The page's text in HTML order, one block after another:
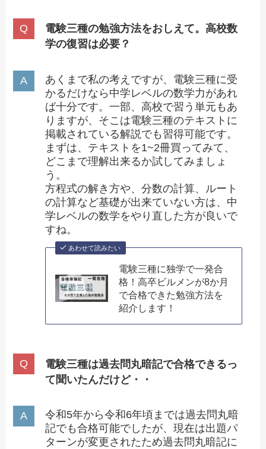
電験三種の勉強方法をおしえて。高校数
学の復習は必要？
あくまで私の考えですが、電験三種に受
かるだけなら中学レベルの数学力があれ
ば十分です。一部、高校で習う単元もあ
りますが、そこは電験三種のテキストに
掲載されている解説でも習得可能です。
まずは、テキストを1~2冊買ってみて、
どこまで理解出来るか試してみましょ
う。
方程式の解き方や、分数の計算、ルート
の計算など基礎が出来ていない方は、中
学レベルの数学をやり直した方が良いで
すね。
あわせて読みたい
電験三種に独学で一発合
格！高卒ビルメンが8か月
で合格できた勉強方法を
紹介します！
電験三種は過去問丸暗記で合格できるっ
て聞いたんだけど・・
令和5年から令和6年頃までは過去問丸暗
記でも合格可能でしたが、現在は出題パ
ターンが変更されたため過去問丸暗記に